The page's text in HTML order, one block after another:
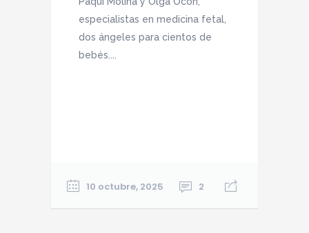
especialistas en medicina fetal,
dos ángeles para cientos de
bebés....
10 octubre, 2025 2